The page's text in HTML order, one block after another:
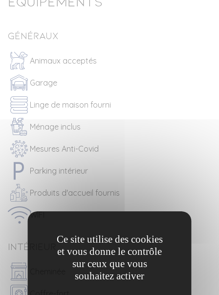
Généraux
Animaux acceptés
Garage
Linge de maison fourni
Ménage inclus
Mesures Anti-Covid
Parking intérieur
Produits d'accueil fournis
WIFI
Intérieur
Ce site utilise des cookies
et vous donne le contrôle
sur ceux que vous
souhaitez activer